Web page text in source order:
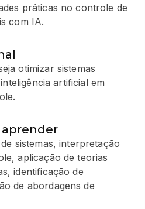
práticas no controle de
com IA.
otimizar sistemas
artificial em
aprender
sistemas, interpretação
aplicação de teorias
identificação de
de abordagens de